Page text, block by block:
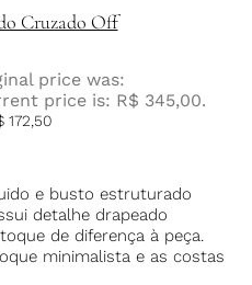
Cruzado Off
price was:
price is: R$ 345,00.
172,50
e busto estruturado
detalhe drapeado
de diferença à peça.
minimalista e as costas